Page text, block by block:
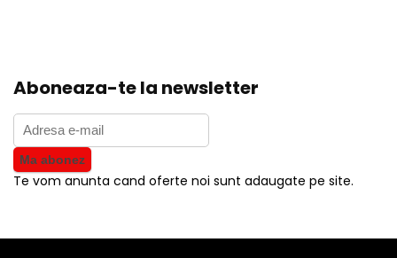
Aboneaza-te la newsletter
Te vom anunta cand oferte noi sunt adaugate pe site.